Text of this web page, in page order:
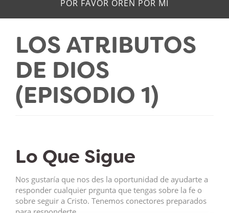
POR FAVOR OREN POR MÍ
LOS ATRIBUTOS
DE DIOS
(EPISODIO 1)
Lo Que Sigue
Nos gustaría que nos des la oportunidad de ayudarte a
responder cualquier prgunta que tengas sobre la fe o
sobre seguir a Cristo. Tenemos conectores preparados